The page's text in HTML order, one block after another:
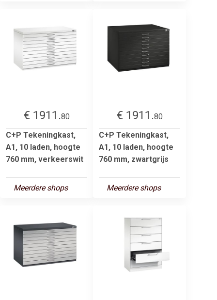
€ 1911.80
C+P Tekeningkast,
A1, 10 laden, hoogte
760 mm, verkeerswit
Meerdere shops
€ 1911.80
C+P Tekeningkast,
A1, 10 laden, hoogte
760 mm, zwartgrijs
Meerdere shops